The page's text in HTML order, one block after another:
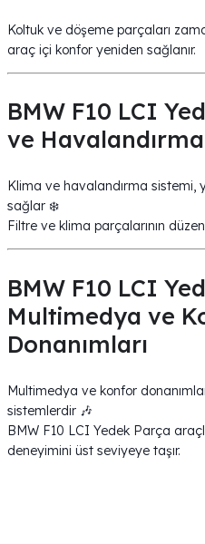
Koltuk ve döşeme parçaları
araç içi konfor yeniden sağlanır.
BMW F10 LCI
ve
Klima ve havalandırma sistemi,
sağlar ❄️
Filtre ve klima parçalarının
BMW F10 LCI
Multimedya ve
Donanımları
Multimedya ve konfor
sistemlerdir 🎶
BMW F10 LCI Yedek Parça
deneyimini üst seviyeye taşır.